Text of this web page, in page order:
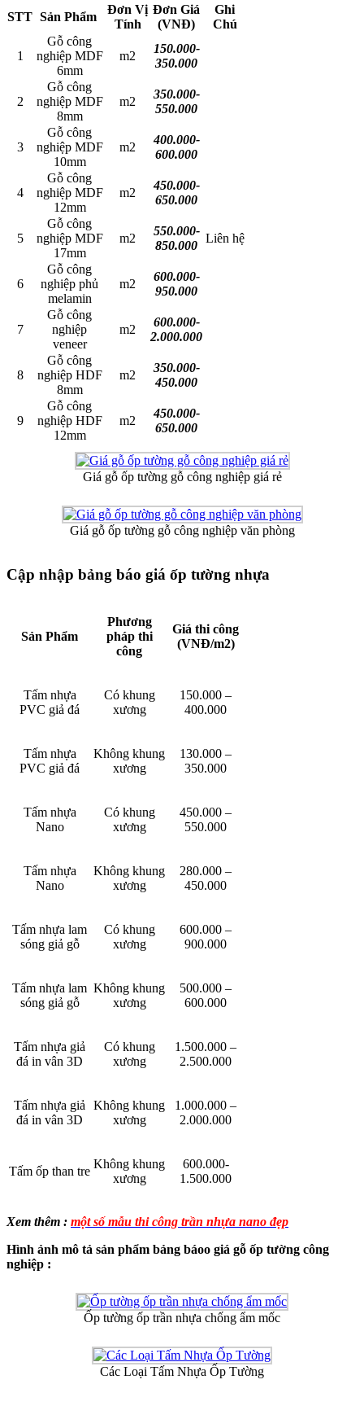
STT Sản Phẩm
Đơn Vị
Tính
Đơn Giá
(VNĐ)
Ghi
Chú
1
Gỗ công
nghiệp MDF
6mm
m2
150.000-
350.000
Liên hệ
2
Gỗ công
nghiệp MDF
8mm
m2
350.000-
550.000
3
Gỗ công
nghiệp MDF
10mm
m2
400.000-
600.000
4
Gỗ công
nghiệp MDF
12mm
m2
450.000-
650.000
5
Gỗ công
nghiệp MDF
17mm
m2
550.000-
850.000
6
Gỗ công
nghiệp phủ
melamin
m2
600.000-
950.000
7
Gỗ công
nghiệp
veneer
m2
600.000-
2.000.000
8
Gỗ công
nghiệp HDF
8mm
m2
350.000-
450.000
9
Gỗ công
nghiệp HDF
12mm
m2
450.000-
650.000
Giá gỗ ốp tường gỗ công nghiệp giá rẻ
Giá gỗ ốp tường gỗ công nghiệp văn phòng
Cập nhập bảng báo giá ốp tường nhựa
Sản Phẩm
Phương
pháp thi
công
Giá thi công
(VNĐ/m2)
Tấm nhựa
PVC giả đá
Có khung
xương
150.000 –
400.000
Tấm nhựa
PVC giả đá
Không khung
xương
130.000 –
350.000
Tấm nhựa
Nano
Có khung
xương
450.000 –
550.000
Tấm nhựa
Nano
Không khung
xương
280.000 –
450.000
Tấm nhựa lam
sóng giả gỗ
Có khung
xương
600.000 –
900.000
Tấm nhựa lam
sóng giả gỗ
Không khung
xương
500.000 –
600.000
Tấm nhựa giả
đá in vân 3D
Có khung
xương
1.500.000 –
2.500.000
Tấm nhựa giả
đá in vân 3D
Không khung
xương
1.000.000 –
2.000.000
Tấm ốp than tre
Không khung
xương
600.000-
1.500.000
Xem thêm : một số mẫu thi công trần nhựa nano đẹp
Hình ảnh mô tả sản phẩm bảng báoo giá gỗ ốp tường công
nghiệp :
Ốp tường ốp trần nhựa chống ẩm mốc
Các Loại Tấm Nhựa Ốp Tường